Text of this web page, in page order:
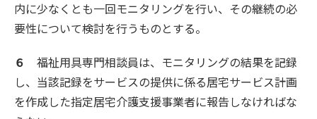
内に少なくとも一回モニタリングを行い、その継続の必
要性について検討を行うものとする。
６
福祉用具専門相談員は、モニタリングの結果を記録
し、当該記録をサービスの提供に係る居宅サービス計画
を作成した指定居宅介護支援事業者に報告しなければな